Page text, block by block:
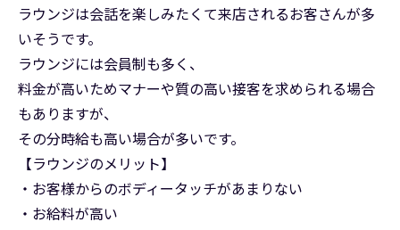
ラウンジは会話を楽しみたくて来店されるお客さんが多
いそうです。
ラウンジには会員制も多く、
料金が高いためマナーや質の高い接客を求められる場合
もありますが、
その分時給も高い場合が多いです。
【ラウンジのメリット】
・お客様からのボディータッチがあまりない
・お給料が高い